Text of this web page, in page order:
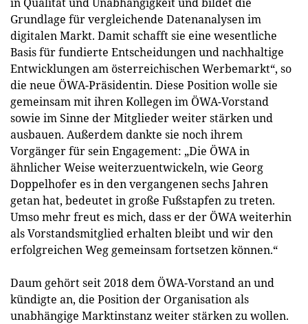
Grundlage für vergleichende Datenanalysen im
digitalen Markt. Damit schafft sie eine wesentliche
Basis für fundierte Entscheidungen und nachhaltige
Entwicklungen am österreichischen Werbemarkt“, so
die neue ÖWA-Präsidentin. Diese Position wolle sie
gemeinsam mit ihren Kollegen im ÖWA-Vorstand
sowie im Sinne der Mitglieder weiter stärken und
ausbauen. Außerdem dankte sie noch ihrem
Vorgänger für sein Engagement: „Die ÖWA in
ähnlicher Weise weiterzuentwickeln, wie Georg
Doppelhofer es in den vergangenen sechs Jahren
getan hat, bedeutet in große Fußstapfen zu treten.
Umso mehr freut es mich, dass er der ÖWA weiterhin
als Vorstandsmitglied erhalten bleibt und wir den
erfolgreichen Weg gemeinsam fortsetzen können.“
Daum gehört seit 2018 dem ÖWA-Vorstand an und
kündigte an, die Position der Organisation als
unabhängige Marktinstanz weiter stärken zu wollen.